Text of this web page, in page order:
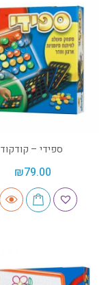
ספידי – קודקוד
₪79.00